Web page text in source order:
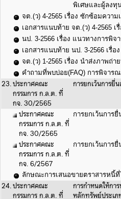
พิเศษและผู้ลงทุ
จต.(ว) 4-2565 เรื่อง ซักซ้อมควา
เอกสารแนบท้าย จต.(ว) 4-2565
นป. 3-2566 เรื่อง แนวทางการพิ
เอกสารแนบท้าย นป. 3-2566 เรื่
จต.(ว) 1-2565 เรื่อง นำส่งภาพถ่
คำถามที่พบบ่อย(FAQ) การพิจา
23.ประกาศคณะ
กรรมการ ก.ล.ต. ที่
กจ. 30/2565
การยกเว้นการยื่
ประกาศคณะ
กรรมการ ก.ล.ต. ที่
กจ. 30/2565
การยกเว้นการ
ประกาศคณะ
กรรมการ ก.ล.ต. ที่
กจ. 6/2567
การยกเว้นการ
ลักษณะการเสนอขายตราสารหนี้
24.ประกาศคณะ
กรรมการ ก.ล.ต. ที่
การกำหนดให้กา
หลักทรัพย์ประเ